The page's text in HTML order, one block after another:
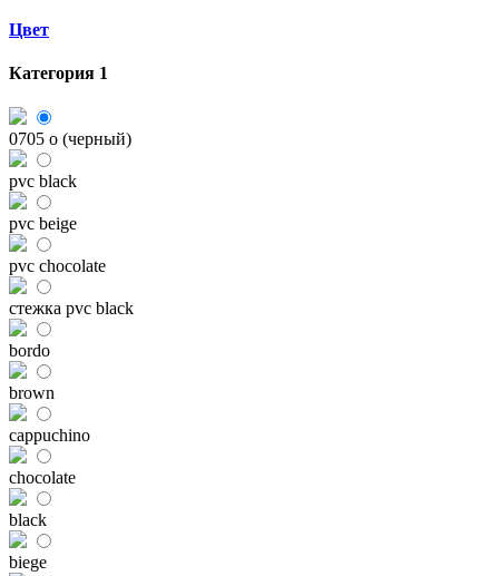
Цвет
Категория 1
0705 o (черный)
pvc black
pvc beige
pvc chocolate
стежка pvc black
bordo
brown
cappuchino
chocolate
black
biege